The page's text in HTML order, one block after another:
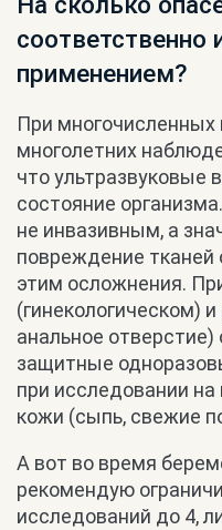
соответственно
применением?
При многочисленных
многолетних
что ультразвуковые
состояние
не инвазивным, а
повреждение тканей
этим осложнения.
(гинекологическом)
анальное
защитные
при исследовании
кожи (сыпь, свежие
А вот во время
рекомендую
исследований до 4,